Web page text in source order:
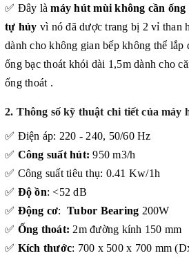
✅ Đây làmáy hút mùi không cần
tự hủy vì nó đã dược trang bị 2 vỉ than
dành cho không gian bếp không thể lắp
ống bạc thoát khói dài 1,5m dành cho
ống thoát .
2. Thông số kỹ thuật chi tiết của máy
✅ Điện áp: 220 - 240, 50/60 Hz
✅ Công suất hút: 950 m3/h
✅ Công suất tiêu thụ: 0.41 Kw/1h
✅ Độ ồn: <52 dB
✅ Động cơ: Tubor Bearing 200W
✅ Ống thoát: 2m đường kính 150 mm
✅ Kích thước: 700 x 500 x 700 mm